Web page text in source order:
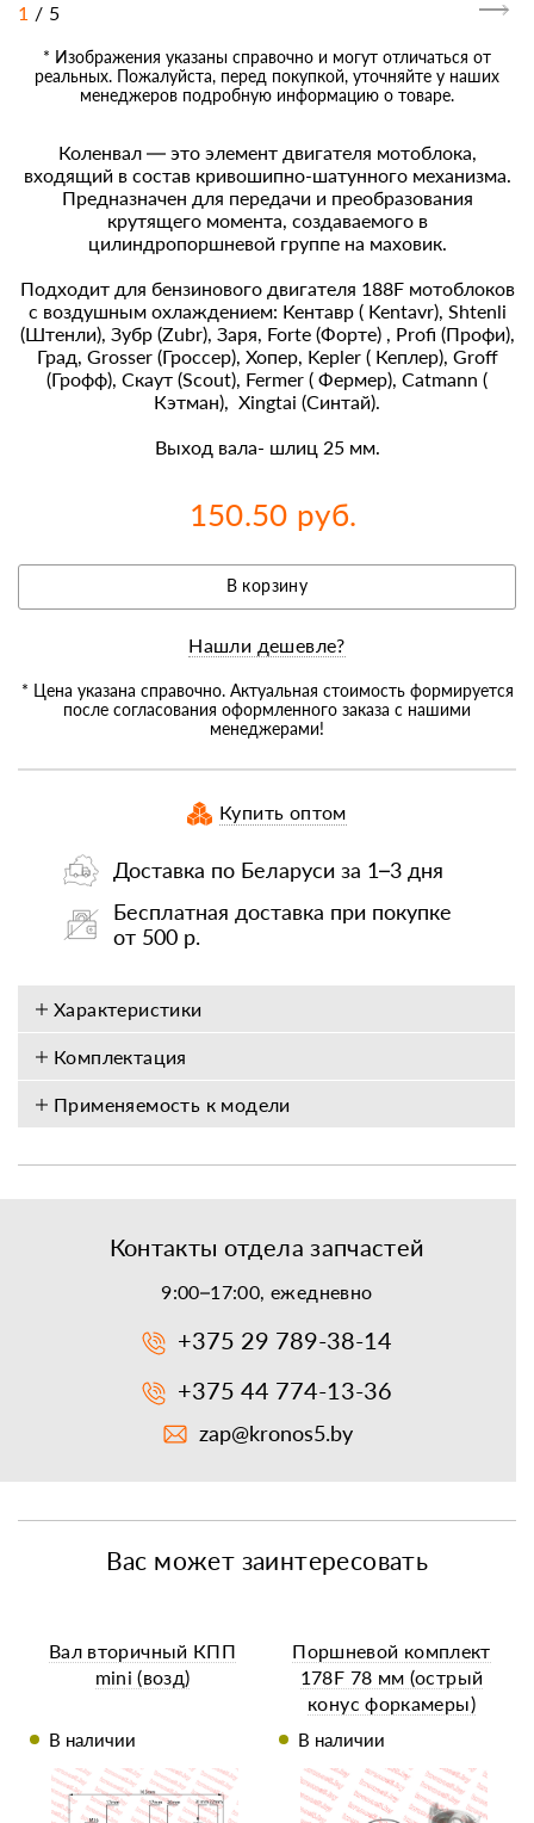
1 / 5
* Изображения указаны справочно и могут отличаться от
реальных. Пожалуйста, перед покупкой, уточняйте у наших
менеджеров подробную информацию о товаре.
Коленвал — это элемент двигателя мотоблока,
входящий в состав кривошипно-шатунного механизма.
Предназначен для передачи и преобразования
крутящего момента, создаваемого в
цилиндропоршневой группе на маховик.
Подходит для бензинового двигателя 188F мотоблоков
с воздушным охлаждением: Кентавр ( Kentavr), Shtenli
(Штенли), Зубр (Zubr), Заря, Forte (Форте) , Profi (Профи),
Град, Grosser (Гроссер), Хопер, Kepler ( Кеплер), Groff
(Грофф), Скаут (Scout), Fermer ( Фермер), Catmann (
Кэтман), Xingtai (Синтай).
Выход вала- шлиц 25 мм.
150.50 руб.
В корзину
Нашли дешевле?
* Цена указана справочно. Актуальная стоимость формируется
после согласования оформленного заказа с нашими
менеджерами!
Купить оптом
Доставка по Беларуси за 1–3 дня
Бесплатная доставка при покупке
от 500 р.
Характеристики
Комплектация
Применяемость к модели
Контакты отдела запчастей
9:00–17:00, ежедневно
+375 29 789-38-14
+375 44 774-13-36
zap@kronos5.by
Вас может заинтересовать
Вал вторичный КПП
mini (возд)
В наличии
Поршневой комплект
178F 78 мм (острый
конус форкамеры)
В наличии